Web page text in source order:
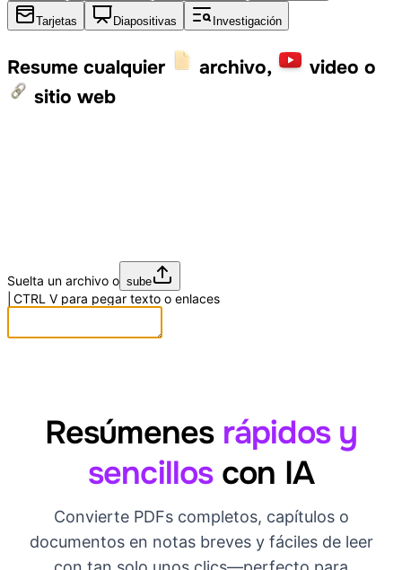
Tarjetas Diapositivas Investigación
Resume cualquier archivo,
video o
sitio web
Suelta un archivo o sube
CTRL V para pegar texto o enlaces
Resúmenes rápidos y
sencilloscon IA
Convierte PDFs completos, capítulos o
documentos en notas breves y fáciles de leer